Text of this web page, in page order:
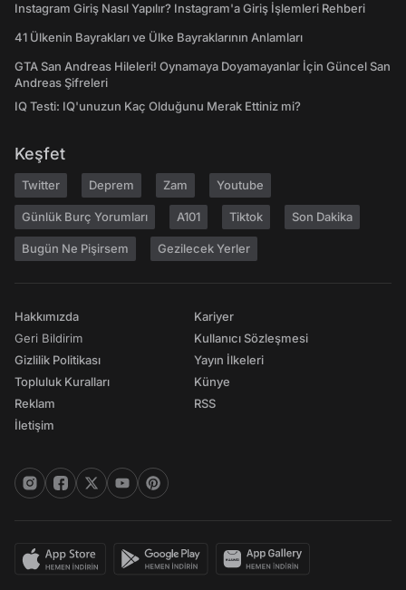
Instagram Giriş Nasıl Yapılır? Instagram'a Giriş İşlemleri Rehberi
41 Ülkenin Bayrakları ve Ülke Bayraklarının Anlamları
GTA San Andreas Hileleri! Oynamaya Doyamayanlar İçin Güncel San
Andreas Şifreleri
IQ Testi: IQ'unuzun Kaç Olduğunu Merak Ettiniz mi?
Keşfet
Twitter Deprem Zam Youtube
Günlük Burç Yorumları A101 Tiktok Son Dakika
Bugün Ne Pişirsem Gezilecek Yerler
Hakkımızda
Geri Bildirim
Gizlilik Politikası
Topluluk Kuralları
Reklam
İletişim
Kariyer
Kullanıcı Sözleşmesi
Yayın İlkeleri
Künye
RSS